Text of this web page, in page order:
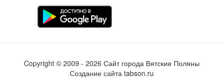
Copyright © 2009 - 2026 Сайт города Вятские Поляны
Создание сайта tabson.ru